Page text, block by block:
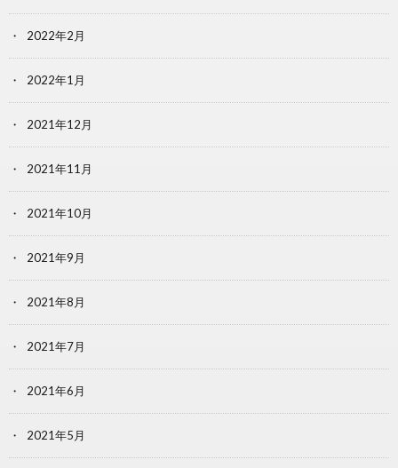
2022年2月
2022年1月
2021年12月
2021年11月
2021年10月
2021年9月
2021年8月
2021年7月
2021年6月
2021年5月